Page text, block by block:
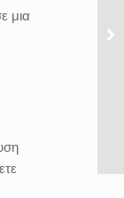
μια